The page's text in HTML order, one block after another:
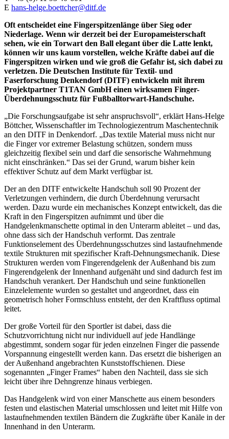
E hans-helge.boettcher@ditf.de
Oft entscheidet eine Fingerspitzenlänge über Sieg oder
Niederlage. Wenn wir derzeit bei der Europameisterschaft
sehen, wie ein Torwart den Ball elegant über die Latte lenkt,
können wir uns kaum vorstellen, welche Kräfte dabei auf die
Fingerspitzen wirken und wie groß die Gefahr ist, sich dabei zu
verletzen. Die Deutschen Institute für Textil- und
Faserforschung Denkendorf (DITF) entwickeln mit ihrem
Projektpartner T1TAN GmbH einen wirksamen Finger-
Überdehnungsschutz für Fußballtorwart-Handschuhe.
„Die Forschungsaufgabe ist sehr anspruchsvoll“, erklärt Hans-Helge
Böttcher, Wissenschaftler im Technologiezentrum Maschentechnik
an den DITF in Denkendorf. „Das textile Material muss nicht nur
die Finger vor extremer Belastung schützen, sondern muss
gleichzeitig flexibel sein und darf die sensorische Wahrnehmung
nicht einschränken.“ Das sei der Grund, warum bisher kein
effektiver Schutz auf dem Markt verfügbar ist.
Der an den DITF entwickelte Handschuh soll 90 Prozent der
Verletzungen verhindern, die durch Überdehnung verursacht
werden. Dazu wurde ein mechanisches Konzept entwickelt, das die
Kraft in den Fingerspitzen aufnimmt und über die
Handgelenkmanschette optimal in den Unterarm ableitet – und das,
ohne dass sich der Handschuh verformt. Das zentrale
Funktionselement des Überdehnungsschutzes sind lastaufnehmende
textile Strukturen mit spezifischer Kraft-Dehnungsmechanik. Diese
Strukturen werden vom Fingerendgelenk der Außenhand bis zum
Fingerendgelenk der Innenhand aufgenäht und sind dadurch fest im
Handschuh verankert. Der Handschuh und seine funktionellen
Einzelelemente wurden so gestaltet und angeordnet, dass ein
geometrisch hoher Formschluss entsteht, der den Kraftfluss optimal
leitet.
Der große Vorteil für den Sportler ist dabei, dass die
Schutzvorrichtung nicht nur individuell auf jede Handlänge
abgestimmt, sondern sogar für jeden einzelnen Finger die passende
Vorspannung eingestellt werden kann. Das ersetzt die bisherigen an
der Außenhand angebrachten Kunststoffschienen. Diese
sogenannten „Finger Frames“ haben den Nachteil, dass sie sich
leicht über ihre Dehngrenze hinaus verbiegen.
Das Handgelenk wird von einer Manschette aus einem besonders
festen und elastischen Material umschlossen und leitet mit Hilfe von
lastaufnehmenden textilen Bändern die Zugkräfte über Kanäle in der
Innenhand in den Unterarm.